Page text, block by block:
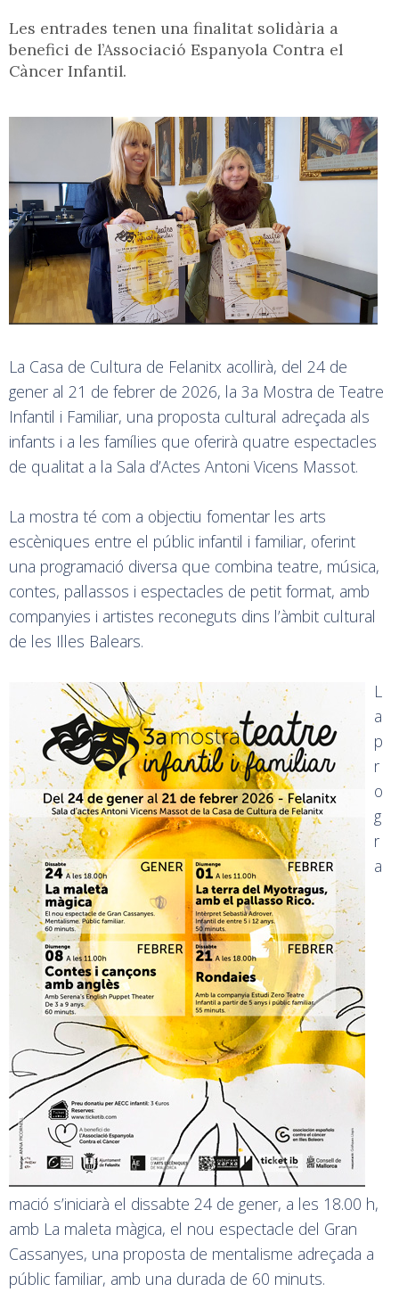
Les entrades tenen una finalitat solidària a
benefici de l’Associació Espanyola Contra el
Càncer Infantil.
La Casa de Cultura de Felanitx acollirà, del 24 de
gener al 21 de febrer de 2026, la 3a Mostra de Teatre
Infantil i Familiar, una proposta cultural adreçada als
infants i a les famílies que oferirà quatre espectacles
de qualitat a la Sala d’Actes Antoni Vicens Massot.
La mostra té com a objectiu fomentar les arts
escèniques entre el públic infantil i familiar, oferint
una programació diversa que combina teatre, música,
contes, pallassos i espectacles de petit format, amb
companyies i artistes reconeguts dins l’àmbit cultural
de les Illes Balears.
L
a
p
r
o
g
r
a
mació s’iniciarà el dissabte 24 de gener, a les 18.00 h,
amb La maleta màgica, el nou espectacle del Gran
Cassanyes, una proposta de mentalisme adreçada a
públic familiar, amb una durada de 60 minuts.